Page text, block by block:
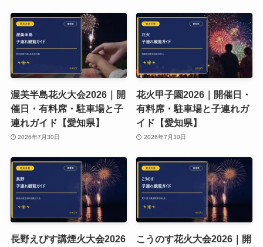
渥美半島花火大会2026｜開
催日・有料席・駐車場と子
連れガイド【愛知県】
2026年7月30日
花火甲子園2026｜開催日・
有料席・駐車場と子連れガ
イド【愛知県】
2026年7月30日
長野えびす講煙火大会2026
こうのす花火大会2026｜開